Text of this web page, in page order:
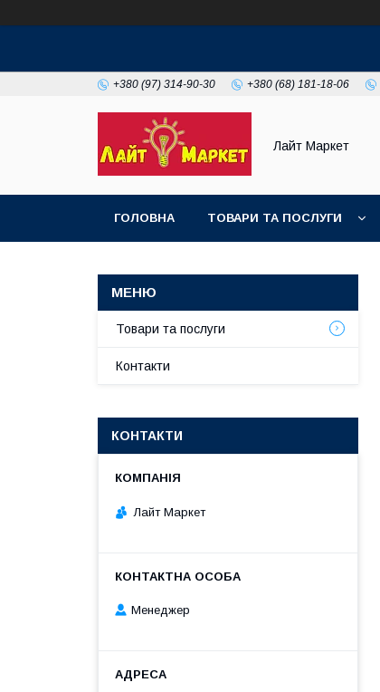
+380 (97) 314-90-30 +380 (68) 181-18-06
Лайт Маркет
ГОЛОВНА ТОВАРИ ТА ПОСЛУГИ
Товари та послуги
Контакти
КОНТАКТИ
Лайт Маркет
Менеджер